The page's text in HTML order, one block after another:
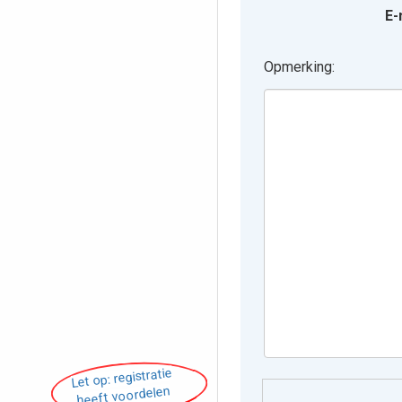
Let op: registratie
heeft voordelen
Opmerking: